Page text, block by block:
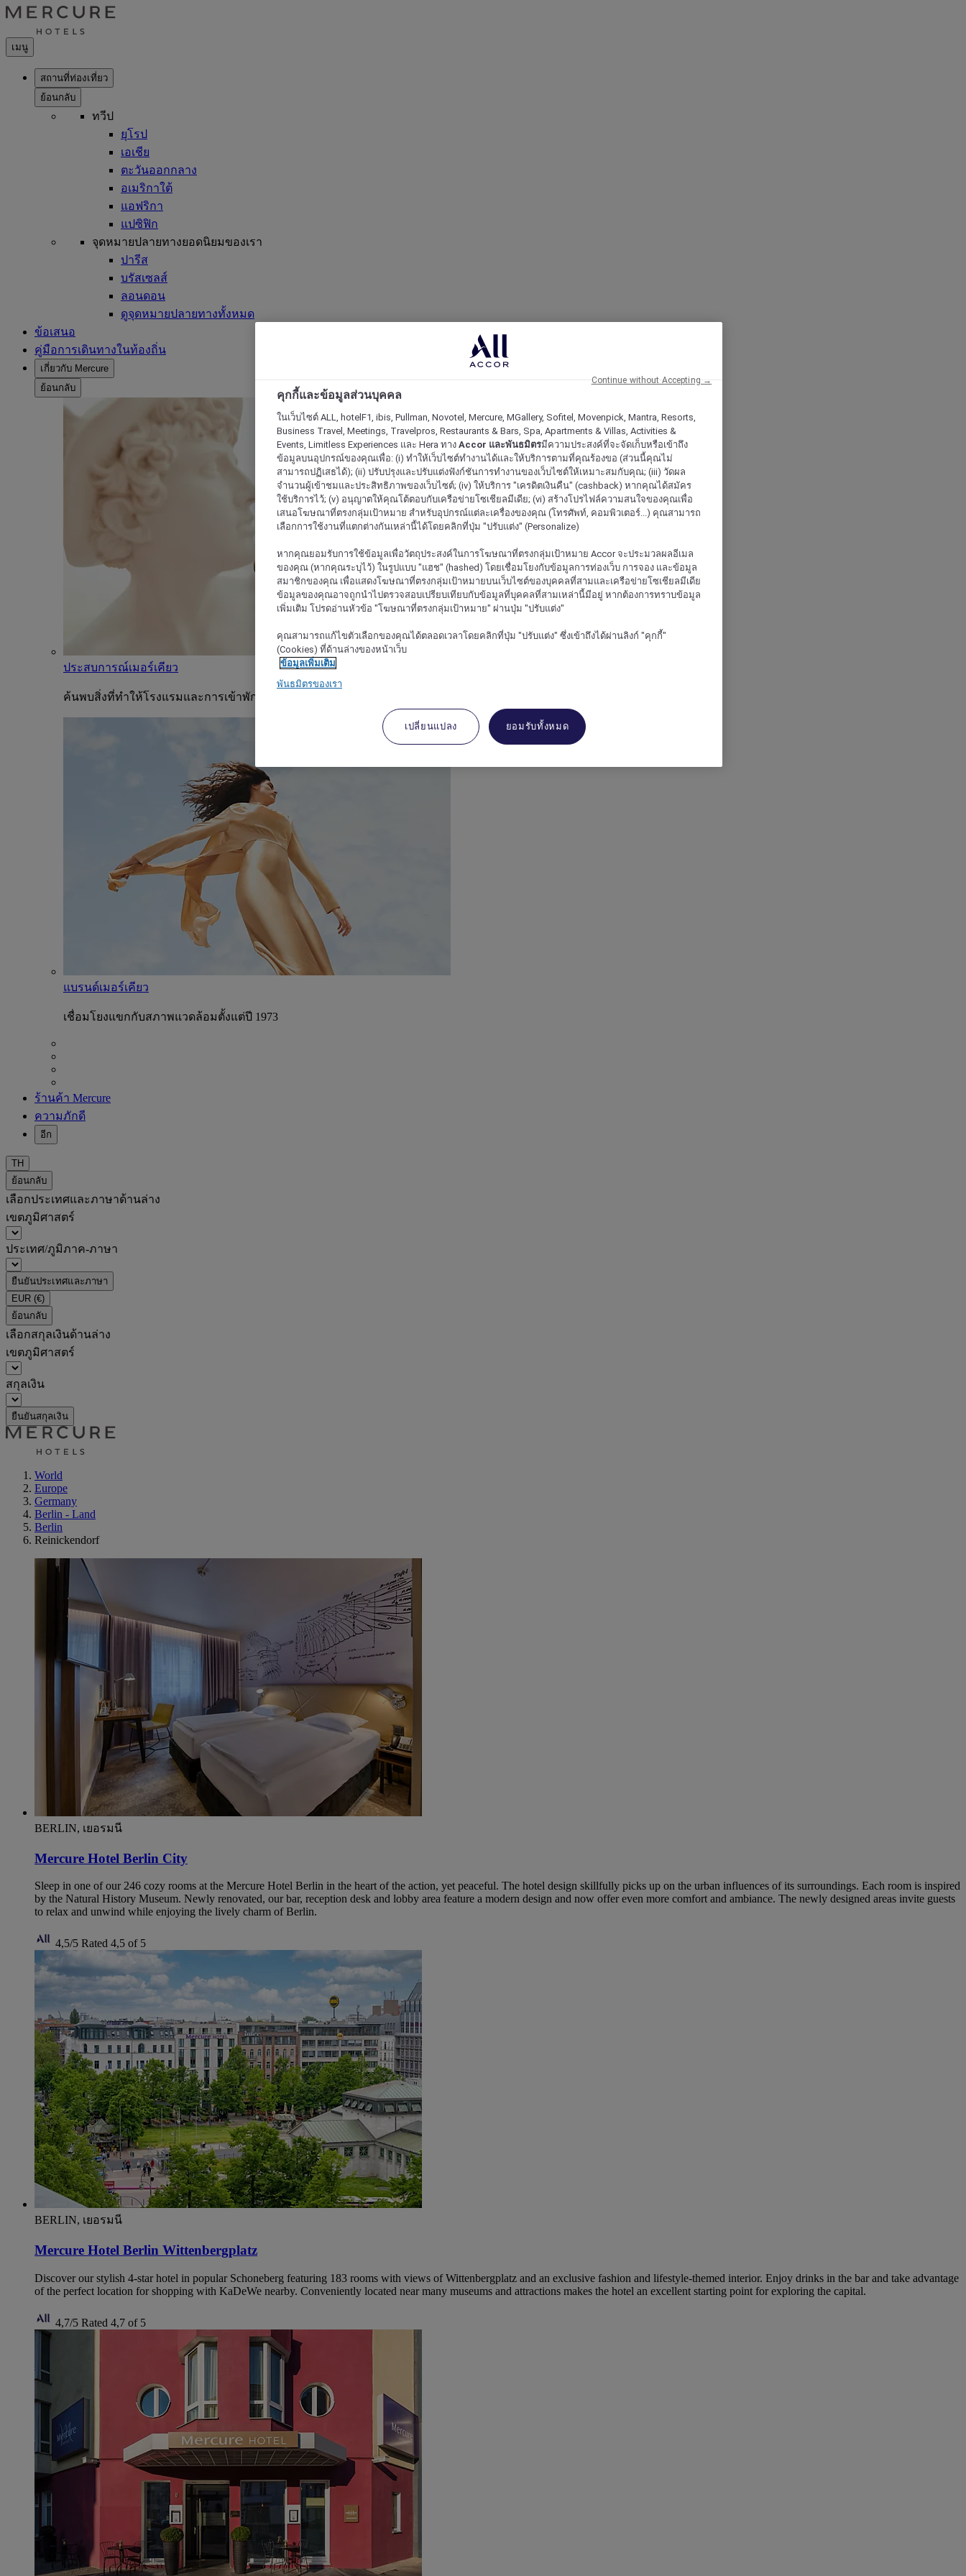
เมนู
สถานที่ท่องเที่ยว
ย้อนกลับ
ทวีป
ยุโรป
เอเชีย
ตะวันออกกลาง
อเมริกาใต้
แอฟริกา
แปซิฟิก
จุดหมายปลายทางยอดนิยมของเรา
ปารีส
บรัสเซลส์
ลอนดอน
ดูจุดหมายปลายทางทั้งหมด
ข้อเสนอ
คู่มือการเดินทางในท้องถิ่น
เกี่ยวกับ Mercure
ย้อนกลับ
ประสบการณ์เมอร์เคียว
ค้นพบสิ่งที่ทำให้โรงแรมและการเข้าพักแต่ละครั้งของเมอร์เคียวเป็นเอกลักษณ์
แบรนด์เมอร์เคียว
เชื่อมโยงแขกกับสภาพแวดล้อมตั้งแต่ปี 1973
ร้านค้า Mercure
ความภักดี
อีก
TH
ย้อนกลับ
เลือกประเทศและภาษาด้านล่าง
เขตภูมิศาสตร์
ประเทศ/ภูมิภาค-ภาษา
ยืนยันประเทศและภาษา
EUR (€)
ย้อนกลับ
เลือกสกุลเงินด้านล่าง
เขตภูมิศาสตร์
สกุลเงิน
ยืนยันสกุลเงิน
World
Europe
Germany
Berlin - Land
Berlin
Reinickendorf
BERLIN, เยอรมนี
Mercure Hotel Berlin City
Sleep in one of our 246 cozy rooms at the Mercure Hotel Berlin in the heart of the action, yet peaceful. The hotel design skillfully picks up on the urban influences of its surroundings. Each room is inspired
by the Natural History Museum. Newly renovated, our bar, reception desk and lobby area feature a modern design and now offer even more comfort and ambiance. The newly designed areas invite guests
to relax and unwind while enjoying the lively charm of Berlin.
4,5/5 Rated 4,5 of 5
BERLIN, เยอรมนี
Mercure Hotel Berlin Wittenbergplatz
Discover our stylish 4-star hotel in popular Schoneberg featuring 183 rooms with views of Wittenbergplatz and an exclusive fashion and lifestyle-themed interior. Enjoy drinks in the bar and take advantage
of the perfect location for shopping with KaDeWe nearby. Conveniently located near many museums and attractions makes the hotel an excellent starting point for exploring the capital.
4,7/5 Rated 4,7 of 5
คุกกี้และข้อมูลส่วนบุคคล
ในเว็บไซต์ ALL, hotelF1, ibis, Pullman, Novotel, Mercure, MGallery, Sofitel, Movenpick, Mantra, Resorts,
Business Travel, Meetings, Travelpros, Restaurants & Bars, Spa, Apartments & Villas, Activities &
Events, Limitless Experiences และ Hera ทาง Accor และพันธมิตรมีความประสงค์ที่จะจัดเก็บหรือเข้าถึง
ข้อมูลบนอุปกรณ์ของคุณเพื่อ: (i) ทำให้เว็บไซต์ทำงานได้และให้บริการตามที่คุณร้องขอ (ส่วนนี้คุณไม่
สามารถปฏิเสธได้); (ii) ปรับปรุงและปรับแต่งฟังก์ชันการทำงานของเว็บไซต์ให้เหมาะสมกับคุณ; (iii) วัดผล
จำนวนผู้เข้าชมและประสิทธิภาพของเว็บไซต์; (iv) ให้บริการ "เครดิตเงินคืน" (cashback) หากคุณได้สมัคร
ใช้บริการไว้; (v) อนุญาตให้คุณโต้ตอบกับเครือข่ายโซเชียลมีเดีย; (vi) สร้างโปรไฟล์ความสนใจของคุณเพื่อ
เสนอโฆษณาที่ตรงกลุ่มเป้าหมาย สำหรับอุปกรณ์แต่ละเครื่องของคุณ (โทรศัพท์, คอมพิวเตอร์...) คุณสามารถ
เลือกการใช้งานที่แตกต่างกันเหล่านี้ได้โดยคลิกที่ปุ่ม "ปรับแต่ง" (Personalize)
หากคุณยอมรับการใช้ข้อมูลเพื่อวัตถุประสงค์ในการโฆษณาที่ตรงกลุ่มเป้าหมาย Accor จะประมวลผลอีเมล
ของคุณ (หากคุณระบุไว้) ในรูปแบบ "แฮช" (hashed) โดยเชื่อมโยงกับข้อมูลการท่องเว็บ การจอง และข้อมูล
สมาชิกของคุณ เพื่อแสดงโฆษณาที่ตรงกลุ่มเป้าหมายบนเว็บไซต์ของบุคคลที่สามและเครือข่ายโซเชียลมีเดีย
ข้อมูลของคุณอาจถูกนำไปตรวจสอบเปรียบเทียบกับข้อมูลที่บุคคลที่สามเหล่านี้มีอยู่ หากต้องการทราบข้อมูล
เพิ่มเติม โปรดอ่านหัวข้อ "โฆษณาที่ตรงกลุ่มเป้าหมาย" ผ่านปุ่ม "ปรับแต่ง"
คุณสามารถแก้ไขตัวเลือกของคุณได้ตลอดเวลาโดยคลิกที่ปุ่ม "ปรับแต่ง" ซึ่งเข้าถึงได้ผ่านลิงก์ "คุกกี้"
(Cookies) ที่ด้านล่างของหน้าเว็บ
ข้อมูลเพิ่มเติม
พันธมิตรของเรา
เปลี่ยนแปลง ยอมรับทั้งหมด
Continue without Accepting →